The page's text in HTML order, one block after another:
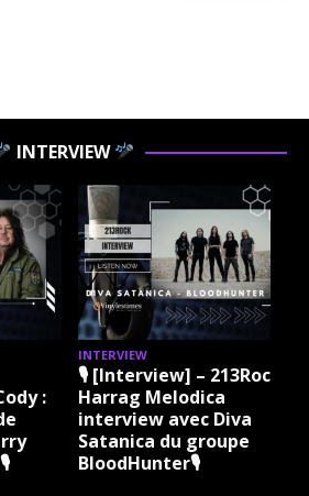
INTERVIEW
:
INTERVIEW
🎙 [Interview] – 213Rock
Harrag Melodica
interview avec Diva
Satanica du groupe
BloodHunter🎙